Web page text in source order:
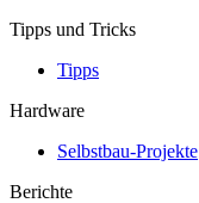
Tipps und Tricks
Tipps
Hardware
Selbstbau-Projekte
Berichte